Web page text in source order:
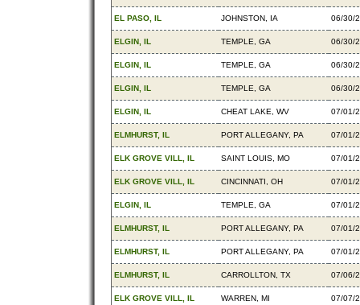
EL PASO, IL JOHNSTON, IA 06/30/
ELGIN, IL TEMPLE, GA 06/30/
ELGIN, IL TEMPLE, GA 06/30/
ELGIN, IL TEMPLE, GA 06/30/
ELGIN, IL CHEAT LAKE, WV 07/01/
ELMHURST, IL PORT ALLEGANY, PA 07/01/
ELK GROVE VILL, IL SAINT LOUIS, MO 07/01/
ELK GROVE VILL, IL CINCINNATI, OH 07/01/
ELGIN, IL TEMPLE, GA 07/01/
ELMHURST, IL PORT ALLEGANY, PA 07/01/
ELMHURST, IL PORT ALLEGANY, PA 07/01/
ELMHURST, IL CARROLLTON, TX 07/06/
ELK GROVE VILL, IL WARREN, MI 07/07/